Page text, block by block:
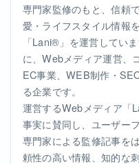
専門家監修のもと、信頼
愛・ライフスタイル情報
「Lani®」を運営してい
に、Webメディア運営、
EC事業、WEB制作・
る企業です。
運営するWebメディア「
事実に賛同し、ユーザー
専門家による監修記事を
頼性の高い情報、知的な